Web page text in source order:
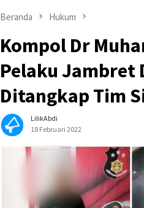
Beranda Hukum
Kompol Dr
Pelaku Jambret
Ditangkap Tim
LilikAbdi
18 Februari 2022